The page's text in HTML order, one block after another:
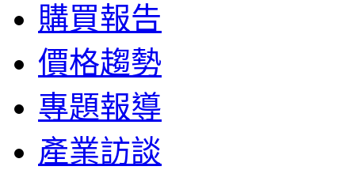
購買報告
價格趨勢
專題報導
產業訪談